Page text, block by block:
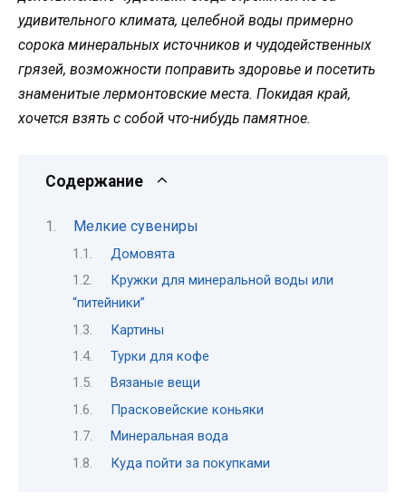
удивительного климата, целебной воды примерно
сорока минеральных источников и чудодейственных
грязей, возможности поправить здоровье и посетить
знаменитые лермонтовские места. Покидая край,
хочется взять с собой что-нибудь памятное.
Содержание
Мелкие сувениры
Домовята
Кружки для минеральной воды или
“питейники”
Картины
Турки для кофе
Вязаные вещи
Прасковейские коньяки
Минеральная вода
Куда пойти за покупками